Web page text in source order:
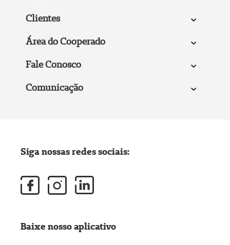
Clientes
Área do Cooperado
Fale Conosco
Comunicação
Siga nossas redes sociais:
Baixe nosso aplicativo